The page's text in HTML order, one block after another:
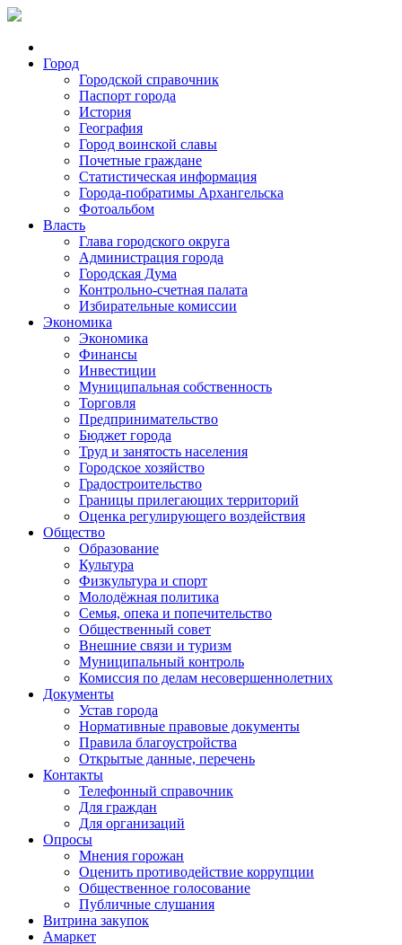
Город
Городской справочник
Паспорт города
История
География
Город воинской славы
Почетные граждане
Статистическая информация
Города-побратимы Архангельска
Фотоальбом
Власть
Глава городского округа
Администрация города
Городская Дума
Контрольно-счетная палата
Избирательные комиссии
Экономика
Экономика
Финансы
Инвестиции
Муниципальная собственность
Торговля
Предпринимательство
Бюджет города
Труд и занятость населения
Городское хозяйство
Градостроительство
Границы прилегающих территорий
Оценка регулирующего воздействия
Общество
Образование
Культура
Физкультура и спорт
Молодёжная политика
Семья, опека и попечительство
Общественный совет
Внешние связи и туризм
Муниципальный контроль
Комиссия по делам несовершеннолетних
Документы
Устав города
Нормативные правовые документы
Правила благоустройства
Открытые данные, перечень
Контакты
Телефонный справочник
Для граждан
Для организаций
Опросы
Мнения горожан
Оценить противодействие коррупции
Общественное голосование
Публичные слушания
Витрина закупок
Амаркет